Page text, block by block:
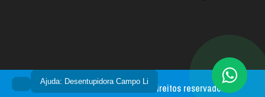
Ajuda: Desentupidora Campo Li
Sane Hidro 2025 © - Todos os direitos reservados.